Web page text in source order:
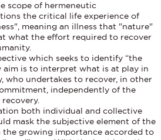
scope of hermeneutic
the critical life experience of
meaning an illness that "nature"
what the effort required to recover
which seeks to identify “the
aim is to interpret what is at play in
who undertakes to recover, in other
independently of the
both individual and collective
mask the subjective element of the
growing importance accorded to